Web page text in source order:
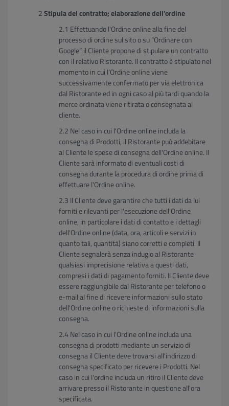
Stipula del contratto; elaborazione dell'ordine
Effettuando l'Ordine online alla fine del
processo di ordine sul sito o su “Ordinare con
Google” il Cliente propone di stipulare un contratto
con il relativo Ristorante. Il contratto è stipulato nel
momento in cui l’Ordine online viene
successivamente confermato per via elettronica
dal Ristorante ed in ogni caso al più tardi quando la
merce ordinata viene ritirata o consegnata al
cliente.
Nel caso in cui l'Ordine online includa la
consegna di Prodotti, il Ristorante può addebitare
al Cliente le spese di consegna dell'Ordine online. Il
Cliente sarà informato di eventuali costi di
consegna durante la procedura di ordine prima di
effettuare l'Ordine online.
Il Cliente deve garantire che tutti i dati da lui
forniti e rilevanti per l'esecuzione dell'Ordine
online, in particolare i dati di contatto e i dettagli
dell'Ordine online (data, ora, articoli e servizi in
quanto tali, quantità) siano corretti e completi. Il
Cliente segnalerà senza indugio al Ristorante
qualsiasi imprecisione relativa a questi dati,
compresi i dati di pagamento forniti. Il Cliente deve
essere raggiungibile dal Ristorante per telefono o
e-mail al fine di ricevere informazioni sullo stato
dell'Ordine online o richieste di informazioni sulla
consegna.
Nel caso in cui l'Ordine online includa una
consegna di prodotti mediante un servizio di
consegna il Cliente deve trovarsi all'indirizzo di
consegna specificato per ricevere i Prodotti. Nel
caso in cui l'ordine includa un ritiro il Cliente deve
arrivare presso il Ristorante in questione all'ora
specificata.